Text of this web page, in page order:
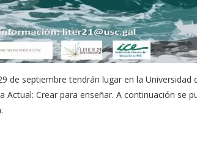
de septiembre tendrán lugar en la Universidad
Actual: Crear para enseñar. A continuación se